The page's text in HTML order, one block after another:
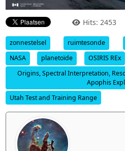
Hits: 2453
zonnestelsel ruimtesonde
NASA
planetoïde OSIRIS REx
Origins, Spectral Interpretation,
Apophis
Utah Test and Training Range